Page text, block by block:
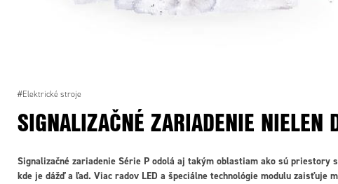
#Elektrické stroje
SIGNALIZAČNÉ ZARIADENIE NIELEN
Signalizačné zariadenie Série P odolá aj takým oblastiam ako sú priestory
kde je dážď a ľad. Viac radov LED a špeciálne technológie modulu zaisťuje